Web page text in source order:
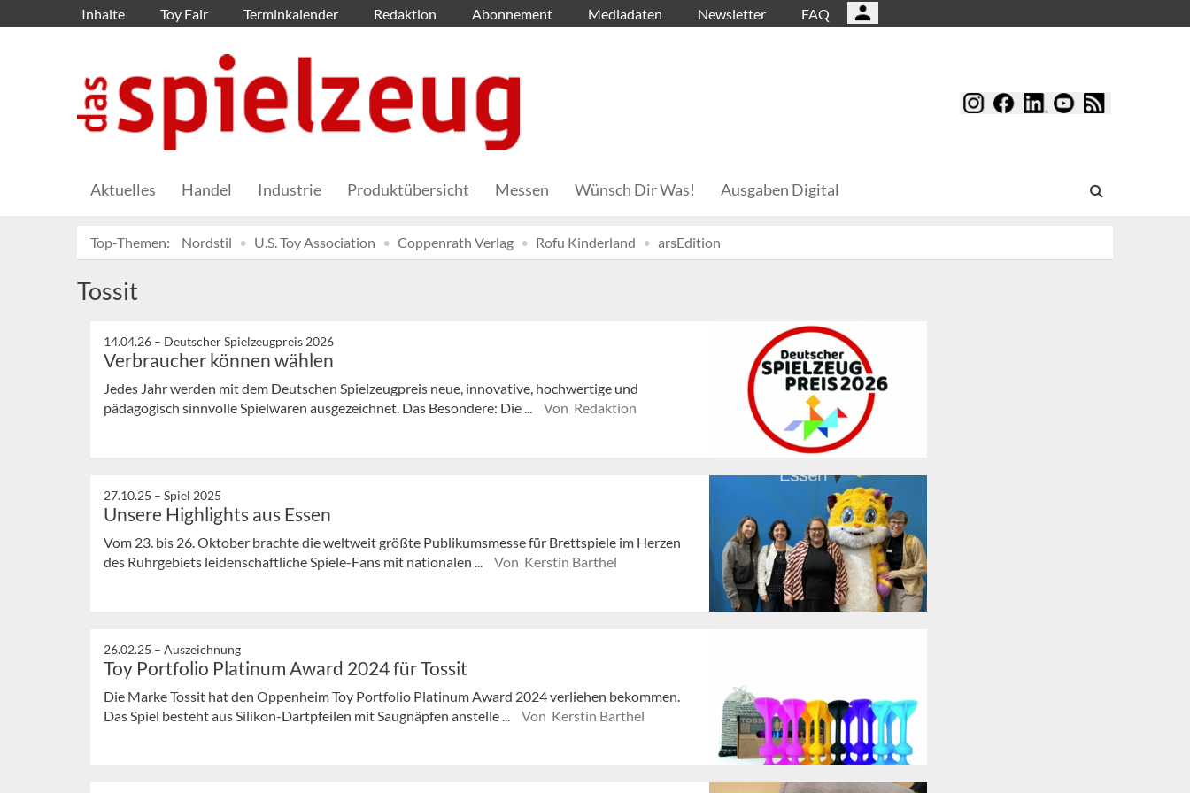
Inhalte Toy Fair Terminkalender Redaktion Abonnement Mediadaten Newsletter FAQ
Aktuelles Handel Industrie Produktübersicht Messen Wünsch Dir Was! Ausgaben Digital
Top-Themen: Nordstil U.S. Toy Association Coppenrath Verlag Rofu Kinderland arsEdition
Tossit
14.04.26 – Deutscher Spielzeugpreis 2026
Verbraucher können wählen
Jedes Jahr werden mit dem Deutschen Spielzeugpreis neue, innovative, hochwertige und
pädagogisch sinnvolle Spielwaren ausgezeichnet. Das Besondere: Die ...
Von Redaktion
27.10.25 – Spiel 2025
Unsere Highlights aus Essen
Vom 23. bis 26. Oktober brachte die weltweit größte Publikumsmesse für Brettspiele im Herzen
des Ruhrgebiets leidenschaftliche Spiele-Fans mit nationalen ...
Von Kerstin Barthel
26.02.25 – Auszeichnung
Toy Portfolio Platinum Award 2024 für Tossit
Die Marke Tossit hat den Oppenheim Toy Portfolio Platinum Award 2024 verliehen bekommen.
Das Spiel besteht aus Silikon-Dartpfeilen mit Saugnäpfen anstelle ...
Von Kerstin Barthel